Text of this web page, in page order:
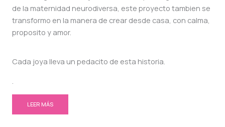
de la maternidad neurodiversa, este proyecto tambien se
transformo en la manera de crear desde casa, con calma,
proposito y amor.
Cada joya lleva un pedacito de esta historia.
.
LEER MÁS